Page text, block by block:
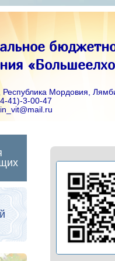
Республика Мордовия,
41)-3-00-47